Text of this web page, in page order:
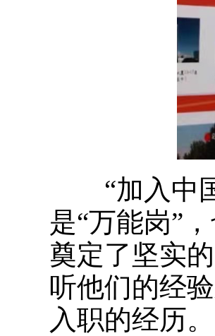
“加入中国
是“万能岗”
奠定了坚实
听他们的经
入职的经历